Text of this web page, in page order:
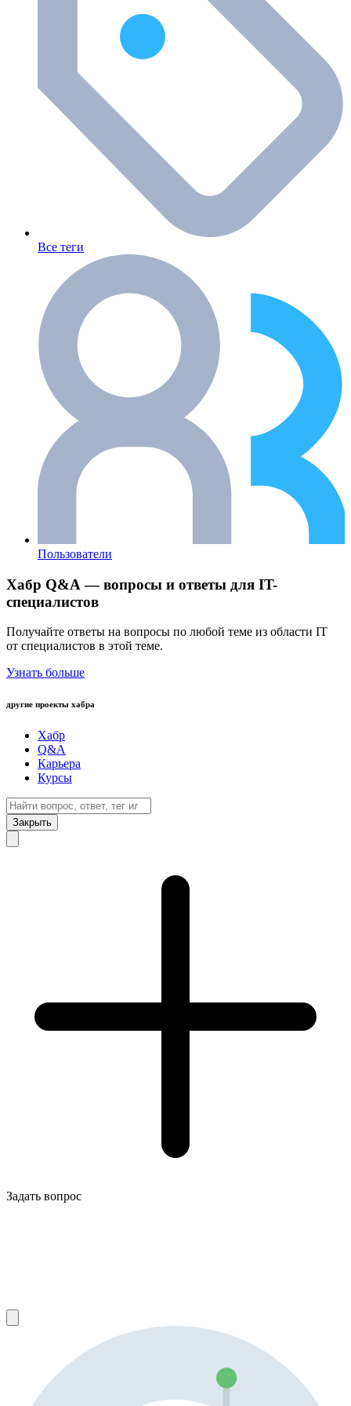
Все теги
Пользователи
Хабр Q&A — вопросы и ответы для IT-
специалистов
Получайте ответы на вопросы по любой теме из области IT
от специалистов в этой теме.
Узнать больше
другие проекты хабра
Хабр
Q&A
Карьера
Курсы
Закрыть
Задать вопрос